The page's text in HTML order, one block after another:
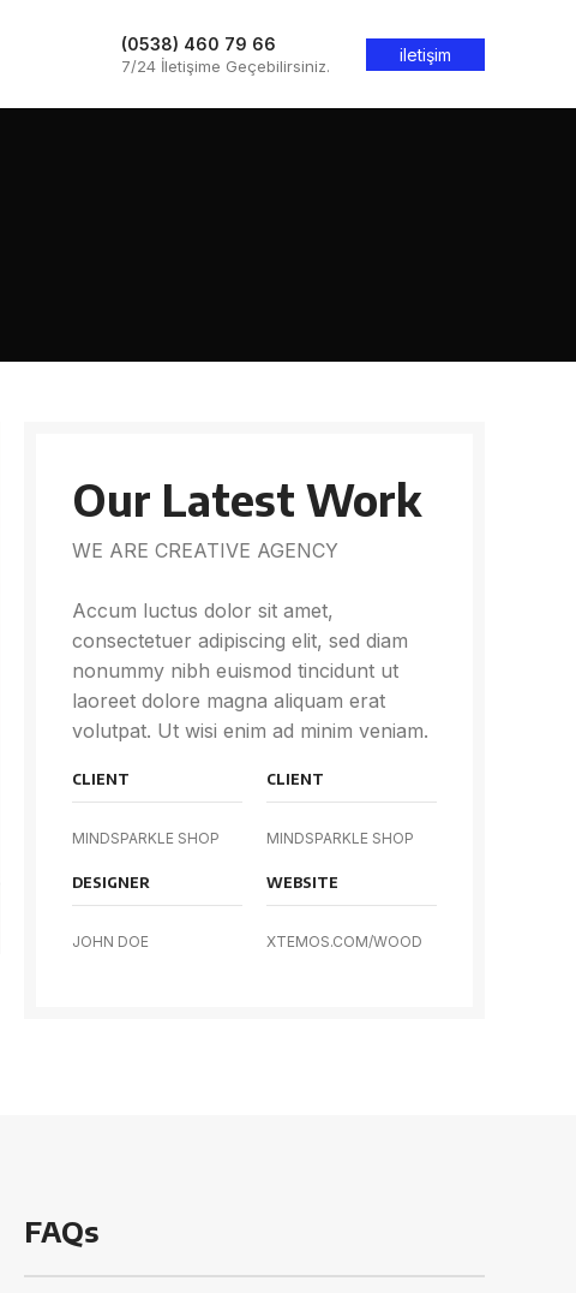
(0538) 460 79 66
7/24 İletişime Geçebilirsiniz.
iletişim
Our Latest Work
WE ARE CREATIVE AGENCY
Accum luctus dolor sit amet,
consectetuer adipiscing elit, sed diam
nonummy nibh euismod tincidunt ut
laoreet dolore magna aliquam erat
volutpat. Ut wisi enim ad minim veniam.
CLIENT
MINDSPARKLE SHOP
CLIENT
MINDSPARKLE SHOP
DESIGNER
JOHN DOE
WEBSITE
XTEMOS.COM/WOOD
FAQs